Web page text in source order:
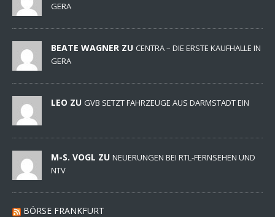
GERA
BEATE WAGNER ZU CENTRA – DIE ERSTE KAUFHALLE IN
GERA
LEO ZU GVB SETZT FAHRZEUGE AUS DARMSTADT EIN
M-S. VOGL ZU NEUERUNGEN BEI RTL-FERNSEHEN UND
NTV
BÖRSE FRANKFURT